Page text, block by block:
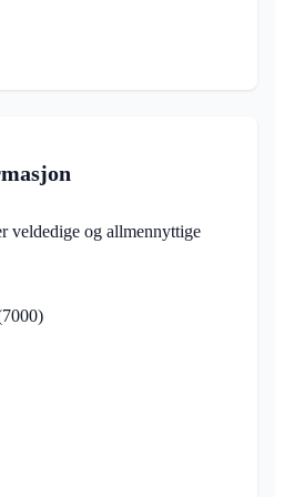
veldedige og allmennyttige